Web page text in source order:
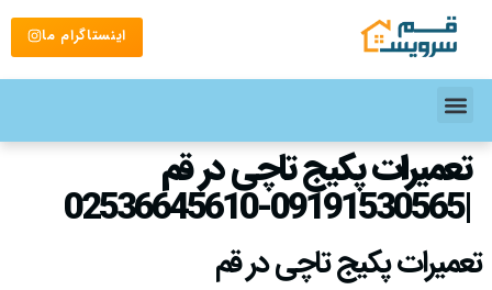
اینستاگرام ما
تعمیرات پکیج تاچی در قم
|09191530565-02536645610
تعمیرات پکیج تاچی در قم